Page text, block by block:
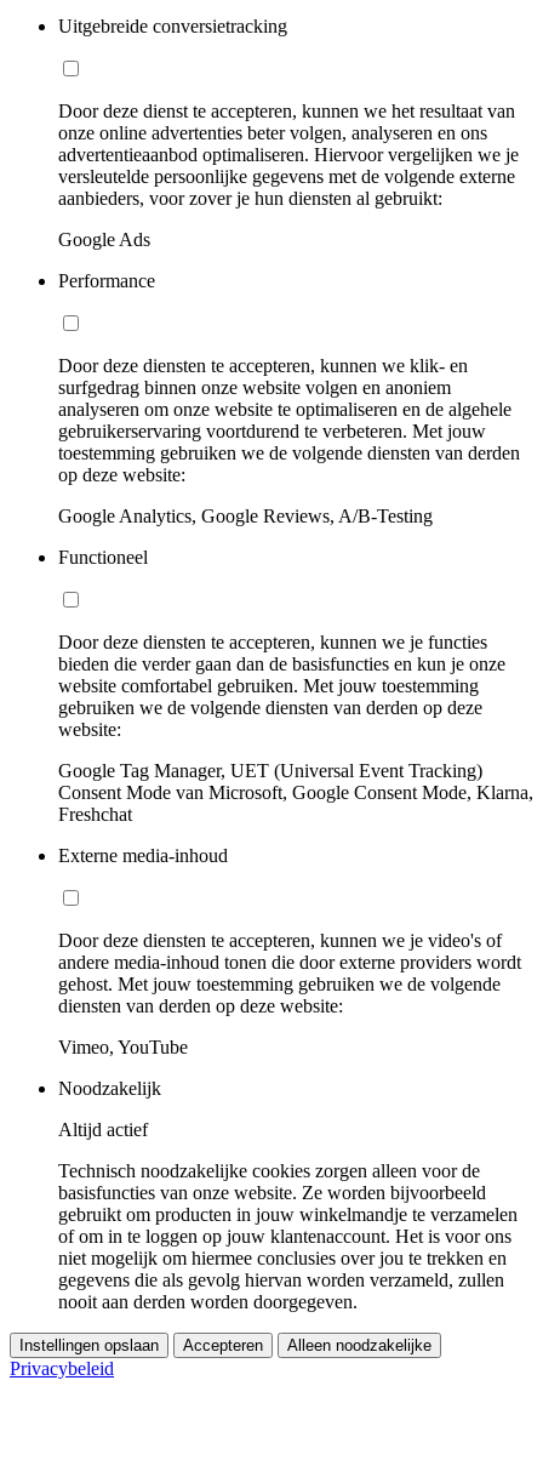
Uitgebreide conversietracking
Door deze dienst te accepteren, kunnen we het resultaat van
onze online advertenties beter volgen, analyseren en ons
advertentieaanbod optimaliseren. Hiervoor vergelijken we je
versleutelde persoonlijke gegevens met de volgende externe
aanbieders, voor zover je hun diensten al gebruikt:
Google Ads
Performance
Door deze diensten te accepteren, kunnen we klik- en
surfgedrag binnen onze website volgen en anoniem
analyseren om onze website te optimaliseren en de algehele
gebruikerservaring voortdurend te verbeteren. Met jouw
toestemming gebruiken we de volgende diensten van derden
op deze website:
Google Analytics, Google Reviews, A/B-Testing
Functioneel
Door deze diensten te accepteren, kunnen we je functies
bieden die verder gaan dan de basisfuncties en kun je onze
website comfortabel gebruiken. Met jouw toestemming
gebruiken we de volgende diensten van derden op deze
website:
Google Tag Manager, UET (Universal Event Tracking)
Consent Mode van Microsoft, Google Consent Mode, Klarna,
Freshchat
Externe media-inhoud
Door deze diensten te accepteren, kunnen we je video's of
andere media-inhoud tonen die door externe providers wordt
gehost. Met jouw toestemming gebruiken we de volgende
diensten van derden op deze website:
Vimeo, YouTube
Noodzakelijk
Altijd actief
Technisch noodzakelijke cookies zorgen alleen voor de
basisfuncties van onze website. Ze worden bijvoorbeeld
gebruikt om producten in jouw winkelmandje te verzamelen
of om in te loggen op jouw klantenaccount. Het is voor ons
niet mogelijk om hiermee conclusies over jou te trekken en
gegevens die als gevolg hiervan worden verzameld, zullen
nooit aan derden worden doorgegeven.
Instellingen opslaan Accepteren Alleen noodzakelijke
Privacybeleid